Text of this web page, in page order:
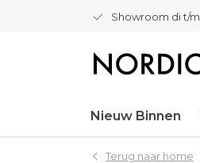
Showroom di t/m
Nieuw Binnen
Terug naar home